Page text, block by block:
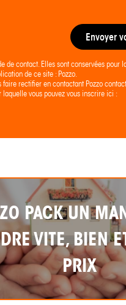
Envoyer
contact. Elles sont conservées pour
de ce site : Pozzo.
rectifier en contactant Pozzo
laquelle vous pouvez vous inscrire ici :
PACK UN
VITE, BIEN
PRIX